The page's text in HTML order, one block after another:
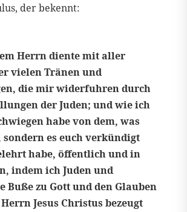
der bekennt:
Herrn diente mit aller
vielen Tränen und
die mir widerfuhren durch
der Juden; und wie ich
habe von dem, was
es euch verkündigt
habe, öffentlich und in
indem ich Juden und
Buße zu Gott und den Glauben
Jesus Christus bezeugt